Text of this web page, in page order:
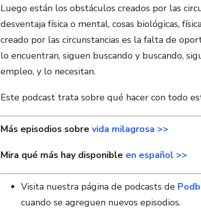
Luego están los obstáculos creados por las
desventaja física o mental, cosas biológicas,
creado por las circunstancias es la falta de
lo encuentran, siguen buscando y buscando,
empleo, y lo necesitan.
Este podcast trata sobre qué hacer con todo
Más episodios sobre vida milagrosa >>
Mira qué más hay disponible en español >>
Visita nuestra página de podcasts de
cuando se agreguen nuevos episodios.